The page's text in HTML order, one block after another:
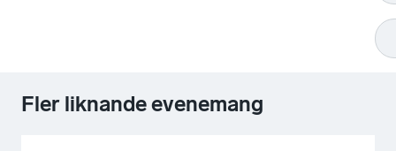
Fler liknande evenemang